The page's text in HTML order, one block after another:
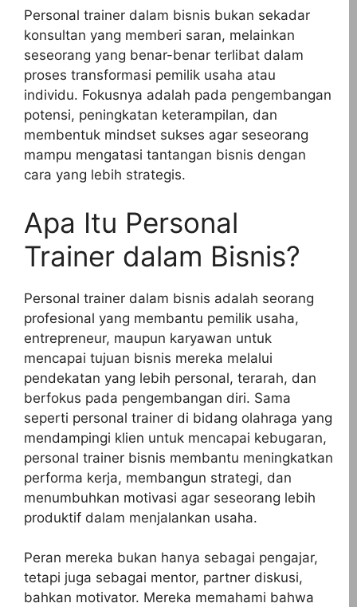
Personal trainer dalam bisnis bukan sekadar
konsultan yang memberi saran, melainkan
seseorang yang benar-benar terlibat dalam
proses transformasi pemilik usaha atau
individu. Fokusnya adalah pada pengembangan
potensi, peningkatan keterampilan, dan
membentuk mindset sukses agar seseorang
mampu mengatasi tantangan bisnis dengan
cara yang lebih strategis.
Apa Itu Personal
Trainer dalam Bisnis?
Personal trainer dalam bisnis adalah seorang
profesional yang membantu pemilik usaha,
entrepreneur, maupun karyawan untuk
mencapai tujuan bisnis mereka melalui
pendekatan yang lebih personal, terarah, dan
berfokus pada pengembangan diri. Sama
seperti personal trainer di bidang olahraga yang
mendampingi klien untuk mencapai kebugaran,
personal trainer bisnis membantu meningkatkan
performa kerja, membangun strategi, dan
menumbuhkan motivasi agar seseorang lebih
produktif dalam menjalankan usaha.
Peran mereka bukan hanya sebagai pengajar,
tetapi juga sebagai mentor, partner diskusi,
bahkan motivator. Mereka memahami bahwa